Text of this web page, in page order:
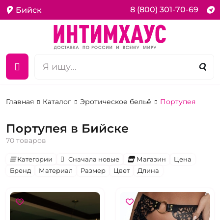
Бийск 8 (800) 301-70-69
Главная Каталог Эротическое бельё Портупея
Портупея в Бийске
70 товаров
Категории Сначала новые Магазин
Цена
Бренд
Материал Размер Цвет Длина